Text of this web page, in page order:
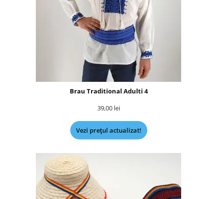
Brau Traditional Adulti 4
39,00 lei
Vezi prețul actualizat!